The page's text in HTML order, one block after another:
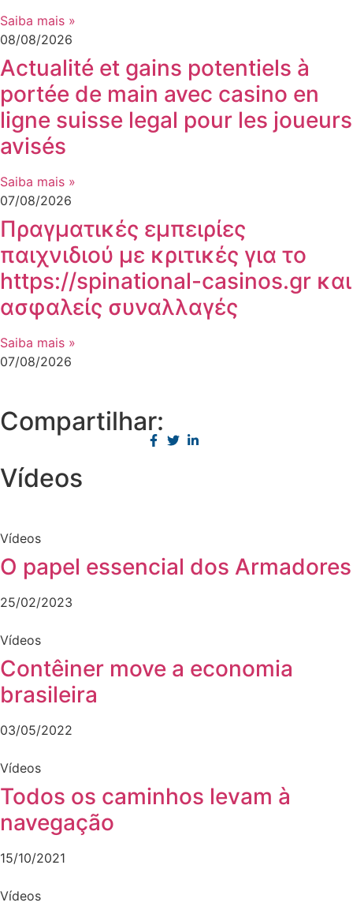
Saiba mais »
08/08/2026
Actualité et gains potentiels à
portée de main avec casino en
ligne suisse legal pour les joueurs
avisés
Saiba mais »
07/08/2026
Πραγματικές εμπειρίες
παιχνιδιού με κριτικές για το
https://spinational-casinos.gr και
ασφαλείς συναλλαγές
Saiba mais »
07/08/2026
Compartilhar:
Vídeos
Vídeos
O papel essencial dos Armadores
25/02/2023
Vídeos
Contêiner move a economia
brasileira
03/05/2022
Vídeos
Todos os caminhos levam à
navegação
15/10/2021
Vídeos